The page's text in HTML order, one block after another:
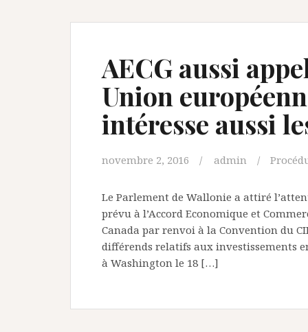
AECG aussi
Union
intéresse aussi
novembre 2, 2016 admin
Le Parlement de Wallonie a attiré
prévu à l’Accord Economique et
Canada par renvoi à la Convention du
différends relatifs aux investissements
à Washington le 18 […]